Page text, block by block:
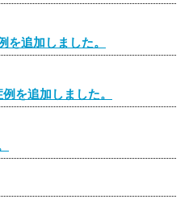
追加しました。
を追加しました。